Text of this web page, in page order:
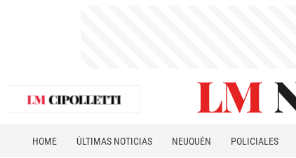
HOME ÚLTIMAS NOTICIAS NEUQUÉN POLICIALES